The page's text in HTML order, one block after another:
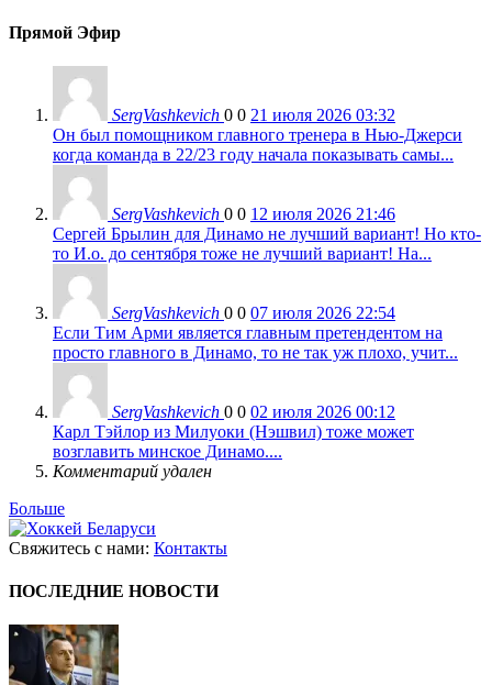
Прямой Эфир
SergVashkevich 0 0 21 июля 2026 03:32
Он был помощником главного тренера в Нью-Джерси
когда команда в 22/23 году начала показывать самы...
SergVashkevich 0 0 12 июля 2026 21:46
Сергей Брылин для Динамо не лучший вариант! Но кто-
то И.о. до сентября тоже не лучший вариант! На...
SergVashkevich 0 0 07 июля 2026 22:54
Если Тим Арми является главным претендентом на
просто главного в Динамо, то не так уж плохо, учит...
SergVashkevich 0 0 02 июля 2026 00:12
Карл Тэйлор из Милуоки (Нэшвил) тоже может
возглавить минское Динамо....
Комментарий удален
Больше
Свяжитесь с нами: Контакты
ПОСЛЕДНИЕ НОВОСТИ